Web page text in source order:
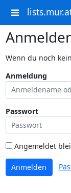
Wenn du noch
Anmeldung
Passwort
Angemeldet
Anmelden